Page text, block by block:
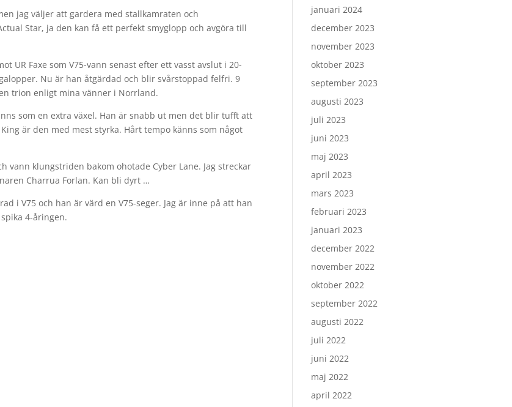
jag väljer att gardera med stallkamraten och
Star, ja den kan få ett perfekt smyglopp och avgöra till
UR Faxe som V75-vann senast efter ett vasst avslut i 20-
Nu är han åtgärdad och blir svårstoppad felfri. 9
trion enligt mina vänner i Norrland.
som en extra växel. Han är snabb ut men det blir tufft att
är den med mest styrka. Hårt tempo känns som något
vann klungstriden bakom ohotade Cyber Lane. Jag streckar
Charrua Forlan. Kan bli dyrt …
i V75 och han är värd en V75-seger. Jag är inne på att han
4-åringen.
januari 2024
december 2023
november 2023
oktober 2023
september 2023
augusti 2023
juli 2023
juni 2023
maj 2023
april 2023
mars 2023
februari 2023
januari 2023
december 2022
november 2022
oktober 2022
september 2022
augusti 2022
juli 2022
juni 2022
maj 2022
april 2022